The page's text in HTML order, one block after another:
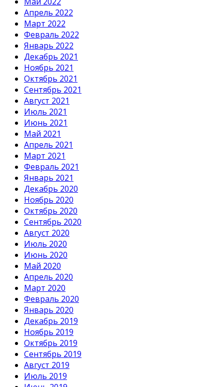
Апрель 2022
Март 2022
Февраль 2022
Январь 2022
Декабрь 2021
Ноябрь 2021
Октябрь 2021
Сентябрь 2021
Август 2021
Июль 2021
Июнь 2021
Май 2021
Апрель 2021
Март 2021
Февраль 2021
Январь 2021
Декабрь 2020
Ноябрь 2020
Октябрь 2020
Сентябрь 2020
Август 2020
Июль 2020
Июнь 2020
Май 2020
Апрель 2020
Март 2020
Февраль 2020
Январь 2020
Декабрь 2019
Ноябрь 2019
Октябрь 2019
Сентябрь 2019
Август 2019
Июль 2019